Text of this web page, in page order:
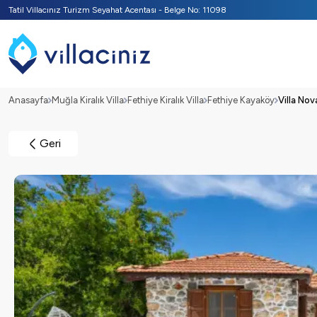
Tatil Villacınız Turizm Seyahat Acentası - Belge No: 11098
Anasayfa Muğla Kiralık Villa Fethiye Kiralık Villa Fethiye Kayaköy Villa
Geri